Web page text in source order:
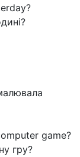
game?
гру?